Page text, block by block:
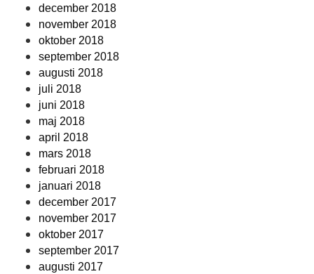
december 2018
november 2018
oktober 2018
september 2018
augusti 2018
juli 2018
juni 2018
maj 2018
april 2018
mars 2018
februari 2018
januari 2018
december 2017
november 2017
oktober 2017
september 2017
augusti 2017